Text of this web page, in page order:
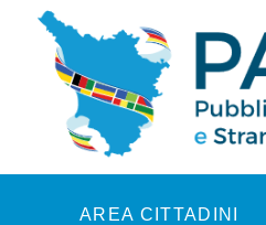
Skip to main content
AREA CITTADINI